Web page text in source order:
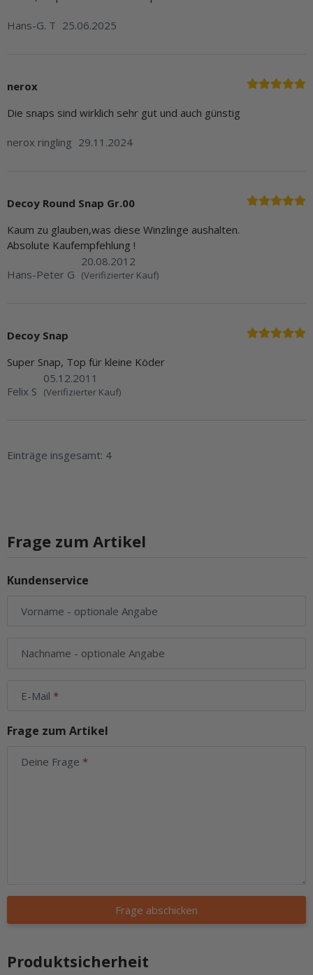
Hans-G. T 25.06.2025
nerox
Die snaps sind wirklich sehr gut und auch günstig
nerox ringling 29.11.2024
Decoy Round Snap Gr.00
Kaum zu glauben,was diese Winzlinge aushalten.
Absolute Kaufempfehlung !
Hans-Peter G
20.08.2012
(Verifizierter Kauf)
Decoy Snap
Super Snap, Top für kleine Köder
Felix S
05.12.2011
(Verifizierter Kauf)
Einträge insgesamt: 4
Frage zum Artikel
Kundenservice
Vorname - optionale Angabe
Nachname - optionale Angabe
E-Mail
Frage zum Artikel
Deine Frage
Frage abschicken
Produktsicherheit